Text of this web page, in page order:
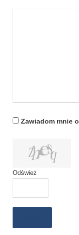
Zawiadom mnie
Odśwież